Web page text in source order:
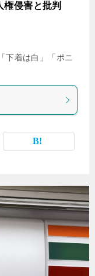
権侵害と批判
下着は白」「ポニ